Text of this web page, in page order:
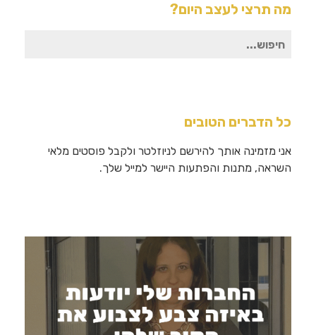
מה תרצי לעצב היום?
חיפוש
כל הדברים הטובים
אני מזמינה אותך להירשם לניוזלטר ולקבל פוסטים מלאי
השראה, מתנות והפתעות היישר למייל שלך.